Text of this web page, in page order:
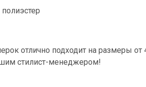
отлично подходит на размеры
стилист-менеджером!